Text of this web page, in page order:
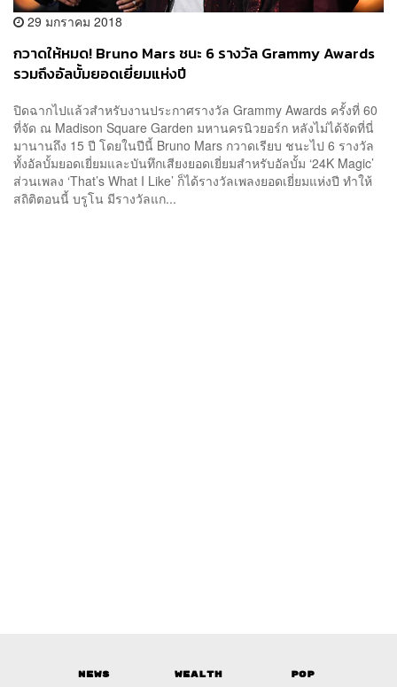
29 มกราคม 2018
กวาดให้หมด! Bruno Mars ชนะ 6 รางวัล Grammy Awards
รวมถึงอัลบั้มยอดเยี่ยมแห่งปี
ปิดฉากไปแล้วสำหรับงานประกาศรางวัล Grammy Awards ครั้งที่ 60
ที่จัด ณ Madison Square Garden มหานครนิวยอร์ก หลังไม่ได้จัดที่นี่
มานานถึง 15 ปี โดยในปีนี้ Bruno Mars กวาดเรียบ ชนะไป 6 รางวัล
ทั้งอัลบั้มยอดเยี่ยมและบันทึกเสียงยอดเยี่ยมสำหรับอัลบั้ม ‘24K Magic’
ส่วนเพลง ‘That’s What I Like’ ก็ได้รางวัลเพลงยอดเยี่ยมแห่งปี ทำให้
สถิติตอนนี้ บรูโน มีรางวัลแก...
News Wealth
Pop